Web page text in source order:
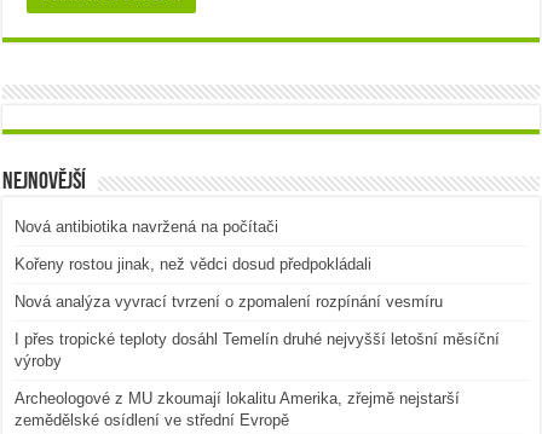
Nejnovější
Nová antibiotika navržená na počítači
Kořeny rostou jinak, než vědci dosud předpokládali
Nová analýza vyvrací tvrzení o zpomalení rozpínání vesmíru
I přes tropické teploty dosáhl Temelín druhé nejvyšší letošní měsíční
výroby
Archeologové z MU zkoumají lokalitu Amerika, zřejmě nejstarší
zemědělské osídlení ve střední Evropě